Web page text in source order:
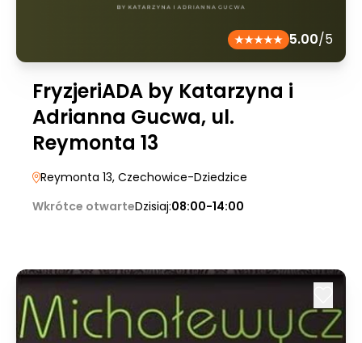
5.00/5
FryzjeriADA by Katarzyna i
Adrianna Gucwa, ul.
Reymonta 13
Reymonta 13, Czechowice-Dziedzice
Wkrótce otwarteDzisiaj:08:00-14:00